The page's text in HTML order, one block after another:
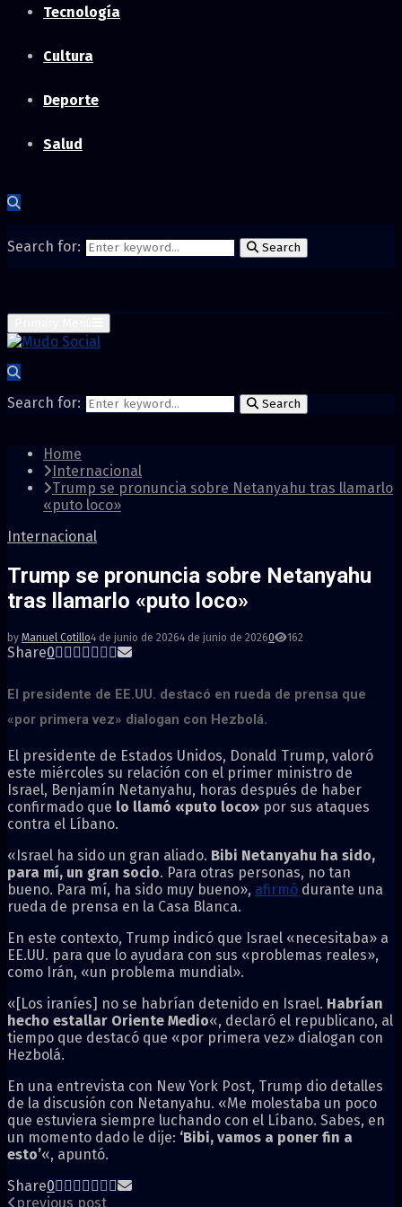
Tecnología
Cultura
Deporte
Salud
Search for: Search
Search for: Search
Home
Internacional
Trump se pronuncia sobre Netanyahu tras llamarlo
«puto loco»
Internacional
Trump se pronuncia sobre Netanyahu
tras llamarlo «puto loco»
by Manuel Cotillo4 de junio de 20264 de junio de 20260 162
Share0
El presidente de EE.UU. destacó en rueda de prensa que
«por primera vez» dialogan con Hezbolá.
El presidente de Estados Unidos, Donald Trump, valoró
este miércoles su relación con el primer ministro de
Israel, Benjamín Netanyahu, horas después de haber
confirmado que lo llamó «puto loco» por sus ataques
contra el Líbano.
«Israel ha sido un gran aliado. Bibi Netanyahu ha sido,
para mí, un gran socio. Para otras personas, no tan
bueno. Para mí, ha sido muy bueno», afirmó durante una
rueda de prensa en la Casa Blanca.
En este contexto, Trump indicó que Israel «necesitaba» a
EE.UU. para que lo ayudara con sus «problemas reales»,
como Irán, «un problema mundial».
«[Los iraníes] no se habrían detenido en Israel. Habrían
hecho estallar Oriente Medio«, declaró el republicano, al
tiempo que destacó que «por primera vez» dialogan con
Hezbolá.
En una entrevista con New York Post, Trump dio detalles
de la discusión con Netanyahu. «Me molestaba un poco
que estuviera siempre luchando con el Líbano. Sabes, en
un momento dado le dije: ‘Bibi, vamos a poner fin a
esto’«, apuntó.
Share0
previous post